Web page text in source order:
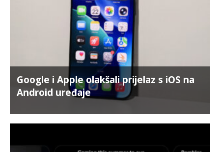
Google i Apple olakšali prijelaz s iOS na
Android uređaje